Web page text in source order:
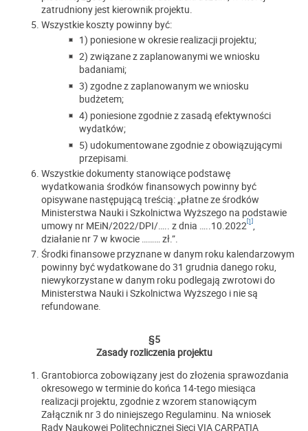
zatrudniony jest kierownik projektu.
Wszystkie koszty powinny być:
1) poniesione w okresie realizacji projektu;
2) związane z zaplanowanymi we wniosku
badaniami;
3) zgodne z zaplanowanym we wniosku
budżetem;
4) poniesione zgodnie z zasadą efektywności
wydatków;
5) udokumentowane zgodnie z obowiązującymi
przepisami.
Wszystkie dokumenty stanowiące podstawę
wydatkowania środków finansowych powinny być
opisywane następującą treścią: „płatne ze środków
Ministerstwa Nauki i Szkolnictwa Wyższego na podstawie
umowy nr MEiN/2022/DPI/….. z dnia …..10.2022 [1]
działanie nr 7 w kwocie ……… zł.”.
Środki finansowe przyznane w danym roku kalendarzowym
powinny być wydatkowane do 31 grudnia danego roku,
niewykorzystane w danym roku podlegają zwrotowi do
Ministerstwa Nauki i Szkolnictwa Wyższego i nie są
refundowane.
§5
Zasady rozliczenia projektu
Grantobiorca zobowiązany jest do złożenia sprawozdania
okresowego w terminie do końca 14-tego miesiąca
realizacji projektu, zgodnie z wzorem stanowiącym
Załącznik nr 3 do niniejszego Regulaminu. Na wniosek
Rady Naukowej Politechnicznej Sieci VIA CARPATIA